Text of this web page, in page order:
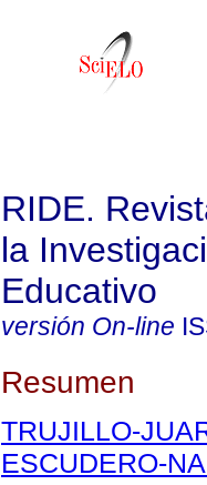
RIDE.
la
Educativo
versión On-line
Resumen
TRUJILLO-
ESCUDERO-